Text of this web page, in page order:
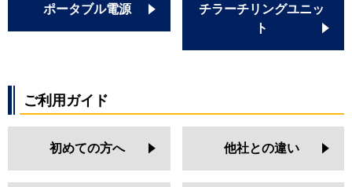
FDTZ1126HP6S
FDTZ1125HP5SA-rak
FDTZ1126HP6S-airf
PA-P112U7GD
PA-P112U7GDNBX
ポータブル電源
チラーチリングユニッ
ト
ご利用ガイド
初めての方へ 他社との違い